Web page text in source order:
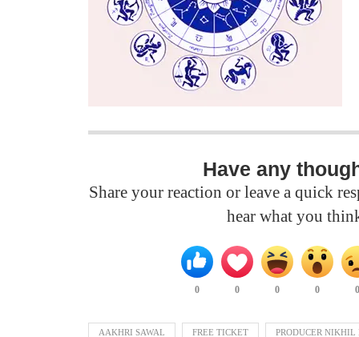
Have any
Share your reaction or leave a quick
hear what you
0 0 0 0
AAKHRI SAWAL FREE TICKET PRODUCER NIKHIL